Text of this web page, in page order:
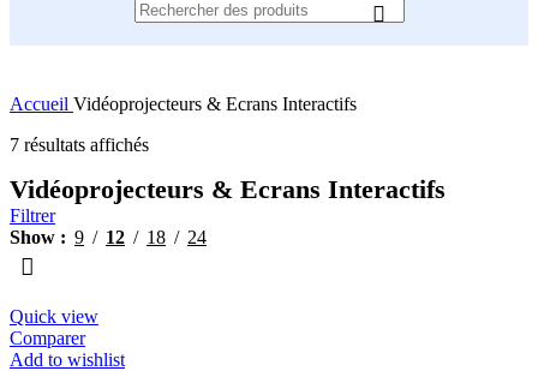
Accueil Vidéoprojecteurs & Ecrans Interactifs
7 résultats affichésTrié
prix
Vidéoprojecteurs & Ecrans Interactifs
Filtrer
Show
9 12 18 24
Quick view
Comparer
Add to wishlist